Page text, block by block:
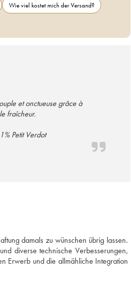
Wie viel kostet mich der Versand?
et onctueuse grâce à
fraîcheur.
et 1% Petit Verdot
damals zu wünschen übrig lassen.
diverse technische Verbesserungen,
Erwerb und die allmähliche Integration